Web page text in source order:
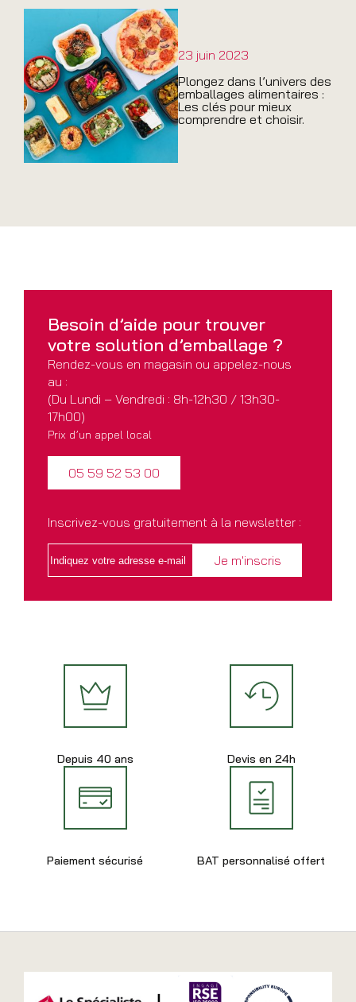
23 juin 2023
Plongez dans l’univers des
emballages alimentaires :
Les clés pour mieux
comprendre et choisir.
Besoin d’aide pour trouver
votre solution d’emballage ?
Rendez-vous en magasin ou appelez-nous
au :
(Du Lundi – Vendredi : 8h-12h30 / 13h30-
17h00)
Prix d’un appel local
05 59 52 53 00
Inscrivez-vous gratuitement à la newsletter :
Depuis 40 ans Devis en 24h
Paiement sécurisé BAT personnalisé offert